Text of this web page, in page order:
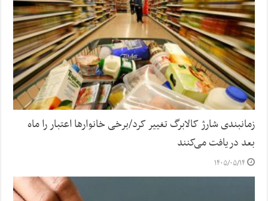
زمانبندی شارژ کالابرگ تغییر کرد/برخی خانوارها اعتبار را ماه
بعد دریافت می‌کنند
۱۴۰۵/۰۵/۱۴